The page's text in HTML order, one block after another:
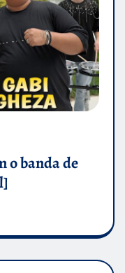
o banda de